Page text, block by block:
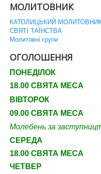
МОЛИТОВНИК
КАТОЛИЦЬКИЙ МОЛИТОВНИК
СВЯТІ ТАЇНСТВА
Молитовні групи
ОГОЛОШЕННЯ
ПОНЕДІЛОК
18.00 СВЯТА МЕСА
ВІВТОРОК
09.00 СВЯТА МЕСА
Молебень за
СЕРЕДА
18.00 СВЯТА МЕСА
ЧЕТВЕР